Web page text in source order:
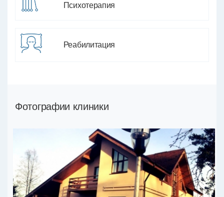
Психотерапия
Реабилитация
Фотографии клиники